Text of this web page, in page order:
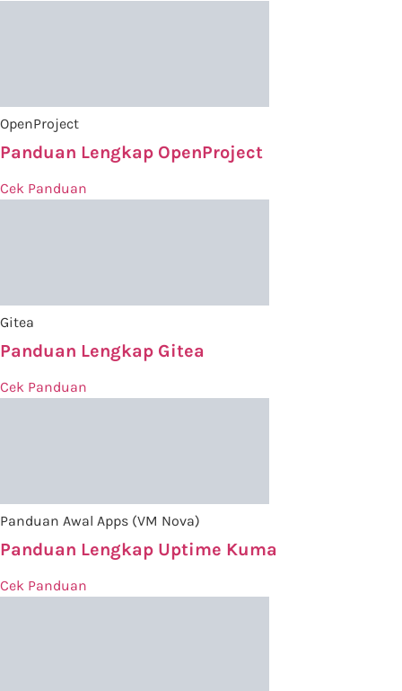
OpenProject
Panduan Lengkap OpenProject
Cek Panduan
Gitea
Panduan Lengkap Gitea
Cek Panduan
Panduan Awal Apps (VM Nova)
Panduan Lengkap Uptime Kuma
Cek Panduan